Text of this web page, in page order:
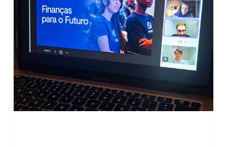
oferecem
educação
financeira
beneficiários
de
projetos